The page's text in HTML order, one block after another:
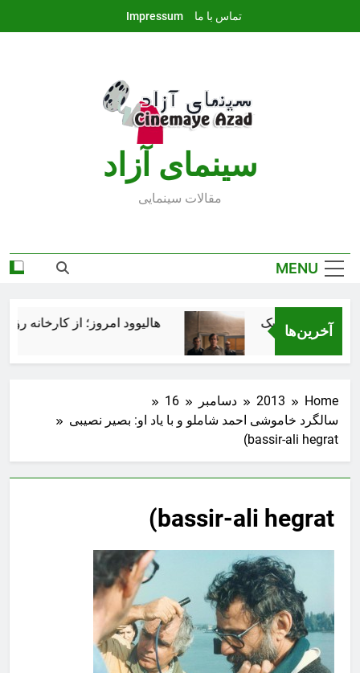
تماس با ما Impressum
سينماى آزاد
مقالات سينمايى
MENU
آخرین‌ها هالیوود امروز؛ از کارخانه
Home
2013 دسامبر
16
سالگرد خاموشی احمد شاملو و با یاد او: بصیر نصیبی
bassir-ali hegrat)
bassir-ali hegrat)